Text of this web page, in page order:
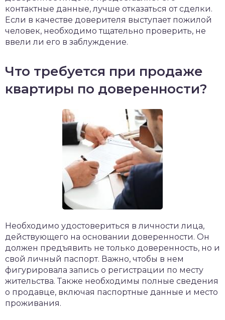
контактные данные, лучше отказаться от сделки.
Если в качестве доверителя выступает пожилой
человек, необходимо тщательно проверить, не
ввели ли его в заблуждение.
Что требуется при продаже
квартиры по доверенности?
Необходимо удостовериться в личности лица,
действующего на основании доверенности. Он
должен предъявить не только доверенность, но и
свой личный паспорт. Важно, чтобы в нем
фигурировала запись о регистрации по месту
жительства. Также необходимы полные сведения
о продавце, включая паспортные данные и место
проживания.